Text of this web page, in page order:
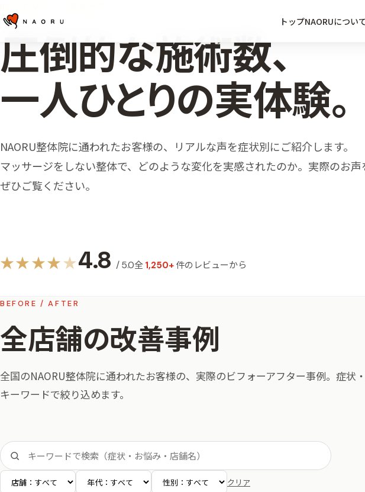
トップNAORUについ
圧倒的な​施術数、
一人​ひとりの​実体験。​
NAORU整体院に​通われた​お客様の、​リアルな​声を​症状別に​ご紹介します。​
マッサージを​しない​整体で、​どのような​変化を​実感されたのか。​実際の​お声
ぜひご覧ください。
★★★★★4.8 / 5.0全 1,250+ 件のレビューから
BEFORE / AFTER
全店舗の改善事例
全国の​NAORU整体院に​通われた​お客様の、​実際の​ビフォーアフター事例。​症状
キーワードで​絞り込めます。
クリア